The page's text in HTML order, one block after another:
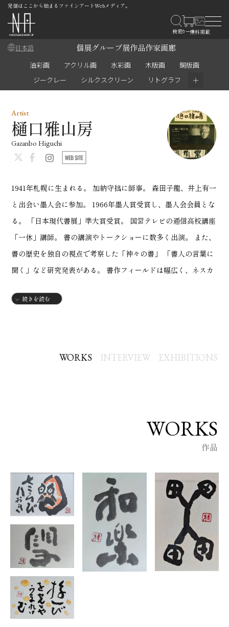
発信はここから始まるファインアートWebメディア。
日本語 個展グループ展作品作家画廊
油彩画 アクリル画 水彩画 木版画
銅版画
ジークレー
シルクスクリーン リトグラフ ＋
1941年札幌に生まれる。 加納守拙に師事。 森田子龍、井上有一
と出会い墨人会に参加。 1966年墨人賞受賞し、墨人会会員とな
る。 「日本現代書展」準大賞受賞。 国営テレビの通信高校講座
「一休」講師。 書の講演やトークショーに数多く出演。 また、
書の歴史を独自の視点で考察した「神々の書」 「書人の言葉に
聞く」など研究発表がある。 書作フィールドは幅広く、ネスカ
童といった アーティストとのコラボレーションや書パフォーマ
道文化賞を受賞。2025年には文化庁より、地域文化功労者に選
1968 「第2回日本現代書展」準大賞受賞/セントラル美術館
2025 文化庁より、地域文化功労者に選出される
続きを読む
Artist
樋口雅山房
Gazanbo Higuchi
WORKS INTERVIEW EXHIBITIONS
WORKS
作品